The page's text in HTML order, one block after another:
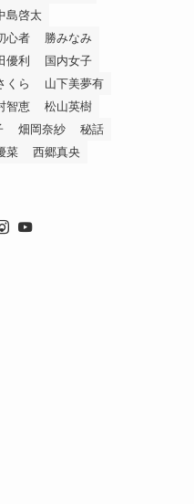
島啓太
心者
勝みなみ
優利
国内女子
くら
山下美夢有
智恵
松山英樹
畑岡奈紗
秘話
菜
西郷真央